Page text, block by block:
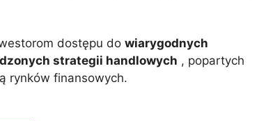
dostępu do wiarygodnych
strategii handlowych , popartych
rynków finansowych.